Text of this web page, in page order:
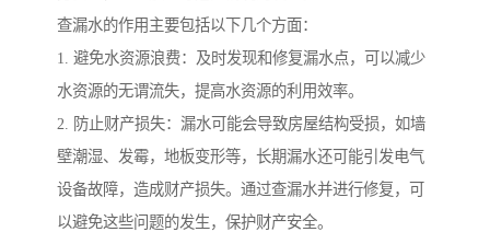
查漏水的作用主要包括以下几个方面：
1. 避免水资源浪费：及时发现和修复漏水点，可以减少
水资源的无谓流失，提高水资源的利用效率。
2. 防止财产损失：漏水可能会导致房屋结构受损，如墙
壁潮湿、发霉，地板变形等，长期漏水还可能引发电气
设备故障，造成财产损失。通过查漏水并进行修复，可
以避免这些问题的发生，保护财产安全。